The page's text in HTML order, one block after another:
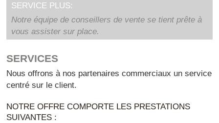
SERVICE PLUS:
Notre équipe de conseillers de vente se tient prête à
vous assister sur place.
SERVICES
Nous offrons à nos partenaires commerciaux un service
centré sur le client.
NOTRE OFFRE COMPORTE LES PRESTATIONS
SUIVANTES :